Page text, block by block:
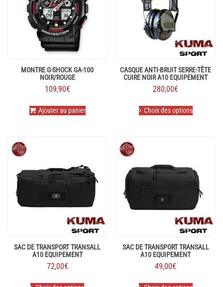
MONTRE G-SHOCK GA-100
NOIR/ROUGE
109,90€
Ajouter au panier
CASQUE ANTI-BRUIT SERRE-TÊTE
CUIRE NOIR A10 EQUIPEMENT
280,00€
Choix des optionsproduit
peuvent
être
choisies
sur
la
page
du
produit
SAC DE TRANSPORT TRANSALL
A10 EQUIPEMENT
72,00€
SAC DE TRANSPORT TRANSALL
A10 EQUIPEMENT
49,00€